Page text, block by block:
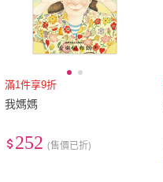
滿1件享9折
我媽媽
252 (售價已折)